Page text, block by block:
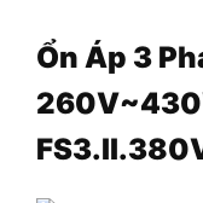
Ổn Áp 3